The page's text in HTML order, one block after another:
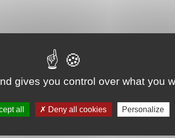
gives you control over what you
all Deny all cookies Personalize